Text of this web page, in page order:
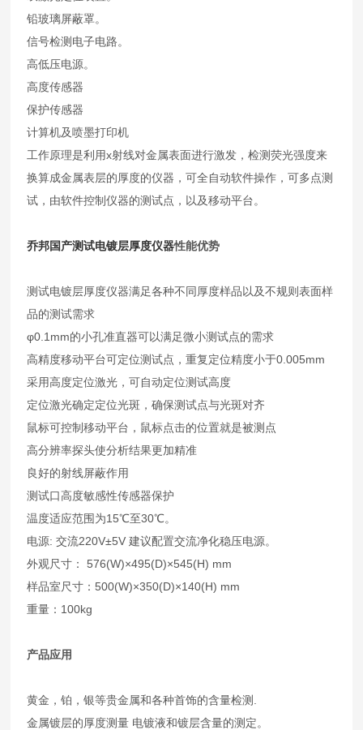
铅玻璃屏蔽罩。
信号检测电子电路。
高低压电源。
高度传感器
保护传感器
计算机及喷墨打印机
工作原理是利用x射线对金属表面进行激发，检测荧光强度来
换算成金属表层的厚度的仪器，可全自动软件操作，可多点测
试，由软件控制仪器的测试点，以及移动平台。
乔邦国产测试电镀层厚度仪器性能优势
测试电镀层厚度仪器满足各种不同厚度样品以及不规则表面样
品的测试需求
φ0.1mm的小孔准直器可以满足微小测试点的需求
高精度移动平台可定位测试点，重复定位精度小于0.005mm
采用高度定位激光，可自动定位测试高度
定位激光确定定位光斑，确保测试点与光斑对齐
鼠标可控制移动平台，鼠标点击的位置就是被测点
高分辨率探头使分析结果更加精准
良好的射线屏蔽作用
测试口高度敏感性传感器保护
温度适应范围为15℃至30℃。
电源: 交流220V±5V 建议配置交流净化稳压电源。
外观尺寸： 576(W)×495(D)×545(H) mm
样品室尺寸：500(W)×350(D)×140(H) mm
重量：100kg
产品应用
黄金，铂，银等贵金属和各种首饰的含量检测.
金属镀层的厚度测量 电镀液和镀层含量的测定。